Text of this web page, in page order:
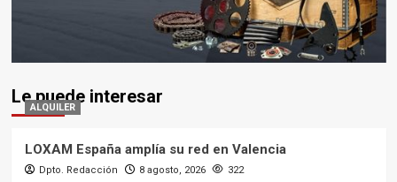
Le puede interesar
ALQUILER
LOXAM España amplía su red en Valencia
Dpto. Redacción 8 agosto, 2026 322